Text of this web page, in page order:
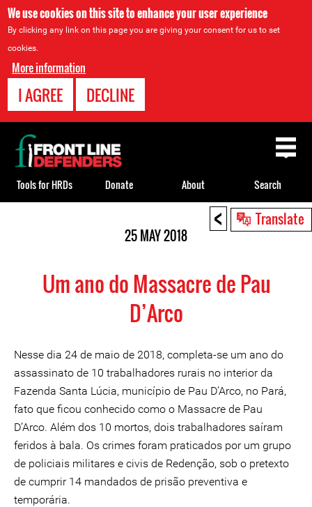
We use cookies on this site to enhance your user experience
By clicking any link on this page you are giving your consent for us to set
cookies.
More information
I AGREE DECLINE
< Translate
25 MAY 2018
Um ano do Massacre de Pau
D’Arco
Nesse dia 24 de maio de 2018, completa-se um ano do
assassinato de 10 trabalhadores rurais no interior da
Fazenda Santa Lúcia, município de Pau D’Arco, no Pará,
fato que ficou conhecido como o Massacre de Pau
D’Arco. Além dos 10 mortos, dois trabalhadores saíram
feridos à bala. Os crimes foram praticados por um grupo
de policiais militares e civis de Redenção, sob o pretexto
de cumprir 14 mandados de prisão preventiva e
temporária.
Back
to
top
Tools for HRDs Donate About Search